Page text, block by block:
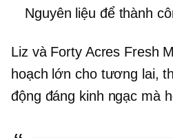
Nguyên liệu để thành
Liz và Forty Acres Fresh
hoạch lớn cho tương lai,
động đáng kinh ngạc mà